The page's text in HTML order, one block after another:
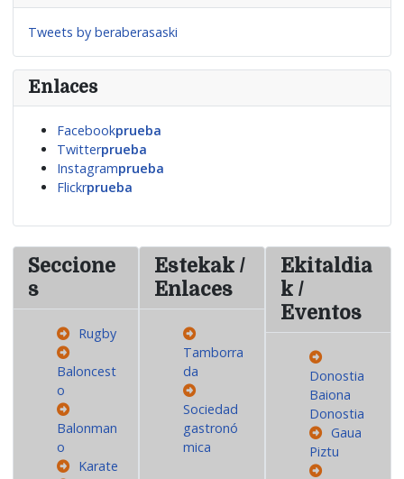
Tweets by beraberasaski
Enlaces
Facebookprueba
Twitterprueba
Instagramprueba
Flickrprueba
Seccione
s
Rugby
Baloncest
o
Balonman
o
Karate
Estekak /
Enlaces
Tamborra
da
Sociedad
gastronó
mica
Ekitaldia
k /
Eventos
Donostia
Baiona
Donostia
Gaua
Piztu